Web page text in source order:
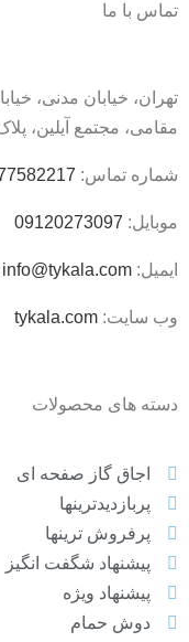
تماس با ما
تهران، خیابان مدنی،
مقامی، مجتمع آیلین، پلاک 5، واحد
شماره تماس:
موبایل: 09120273097
ایمیل: info@tykala.com
وب سایت: tykala.com
دسته های محصولات
اجاق گاز صفحه ای
پربازدیدترینها
پرفروش ترینها
پیشنهاد شگفت انگیز
پیشنهاد ویژه
دوش حمام